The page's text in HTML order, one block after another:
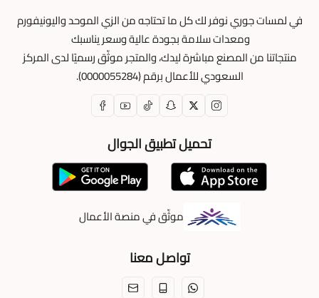
في لمسات جوري نوفر لك كل ما تحتاجه من الزي الموحد واليونيفورم
ومعدات سلامة بجودة عالية وسعر يناسبك
منتجاتنا من المصنع مباشرة ليدك، والمتجر موثّق رسميًا لدى المركز
السعودي للأعمال برقم (0000055284).
تحميل تطبيق الجوال
موثّق في منصة الأعمال
تواصل معنا